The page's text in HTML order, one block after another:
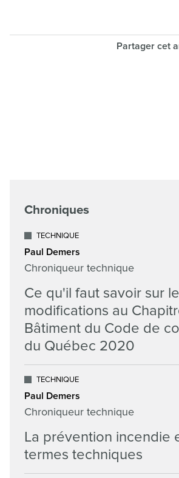
Partager cet
Chroniques
TECHNIQUE
Paul Demers
Chroniqueur technique
Ce qu'il faut savoir sur
modifications au
Bâtiment du Code de
du Québec 2020
TECHNIQUE
Paul Demers
Chroniqueur technique
La prévention incendie
termes techniques